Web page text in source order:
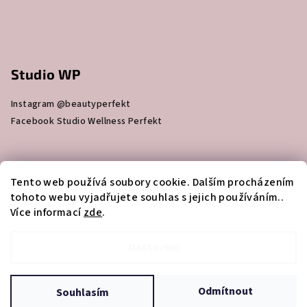
Tento web používá soubory cookie. Dalším procházením
tohoto webu vyjadřujete souhlas s jejich používáním..
Více informacízde.
Odmítnout
Souhlasím
Studio WP
Instagram @beautyperfekt
Facebook Studio Wellness Perfekt
Skin Bar Beauty Perfekt
Instagram @skin_bar_beautyperfekt
Copyright 2026Studio WELLNESS PERFEKT
Upravit nastavení cookies